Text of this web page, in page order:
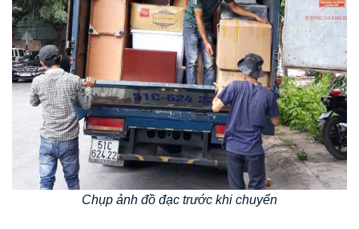
Chụp ảnh đồ đạc trước khi chuyển